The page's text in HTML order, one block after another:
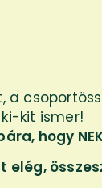
a
kit ismer!
hogy
elég,